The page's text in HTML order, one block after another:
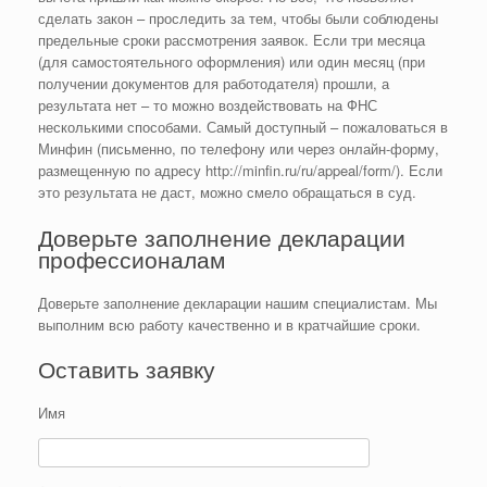
сделать закон – проследить за тем, чтобы были соблюдены
предельные сроки рассмотрения заявок. Если три месяца
(для самостоятельного оформления) или один месяц (при
получении документов для работодателя) прошли, а
результата нет – то можно воздействовать на ФНС
несколькими способами. Самый доступный – пожаловаться в
Минфин (письменно, по телефону или через онлайн-форму,
размещенную по адресу http://minfin.ru/ru/appeal/form/). Если
это результата не даст, можно смело обращаться в суд.
Доверьте заполнение декларации
профессионалам
Доверьте заполнение декларации нашим специалистам. Мы
выполним всю работу качественно и в кратчайшие сроки.
Оставить заявку
Имя